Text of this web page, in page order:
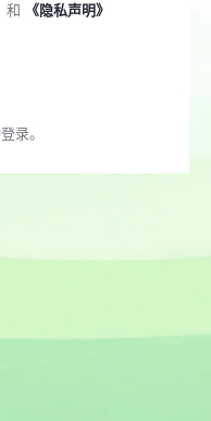
和 《隐私声明》
录。